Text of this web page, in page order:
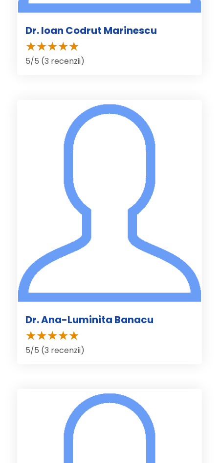
Dr. Ioan Codrut Marinescu
5/5 (3 recenzii)
Dr. Ana-Luminita Banacu
5/5 (3 recenzii)